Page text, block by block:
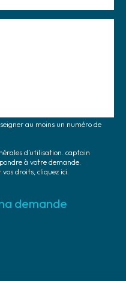
au moins un numéro de
d’utilisation. captain
à votre demande.
droits, cliquez ici.
demande